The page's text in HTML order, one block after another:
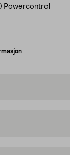
Powercontrol